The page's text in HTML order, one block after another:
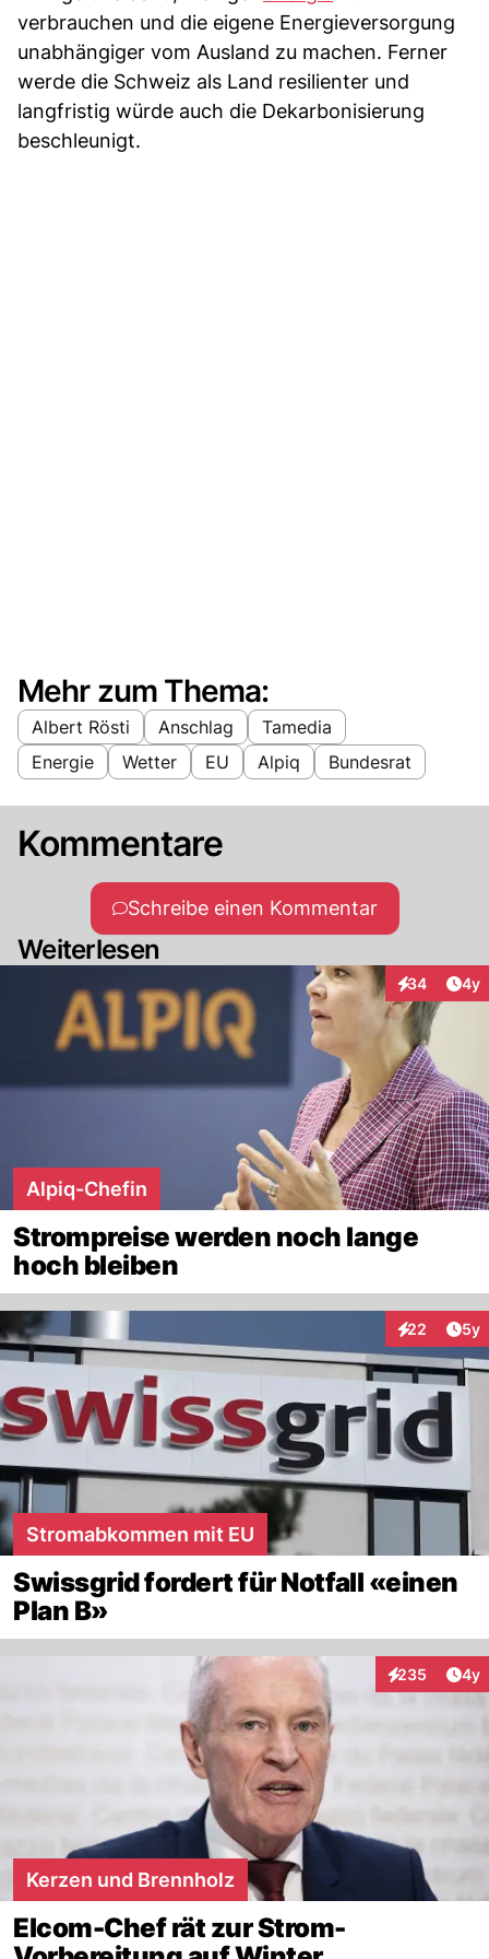
verbrauchen und die eigene Energieversorgung
unabhängiger vom Ausland zu machen. Ferner
werde die Schweiz als Land resilienter und
langfristig würde auch die Dekarbonisierung
beschleunigt.
Mehr zum Thema:
Albert Rösti Anschlag
Tamedia
Energie
Wetter EU Alpiq Bundesrat
Kommentare
Schreibe einen Kommentar
Weiterlesen
34
Interaktionen
4y
Alpiq-Chefin
Strompreise werden noch lange
hoch bleiben
22
Interaktionen
5y
Stromabkommen mit EU
Swissgrid fordert für Notfall «einen
Plan B»
235
Interaktionen
4y
Kerzen und Brennholz
Elcom-Chef rät zur Strom-